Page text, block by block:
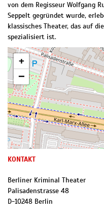
von dem Regisseur Wolfgang
Seppelt gegründet wurde,
klassisches Theater, das auf
spezialisiert ist.
+
−
KONTAKT
Berliner Kriminal Theater
Palisadenstrasse 48
D-10248 Berlin